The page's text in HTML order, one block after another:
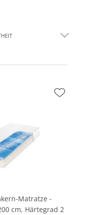
Matratze -
cm, Härtegrad 2